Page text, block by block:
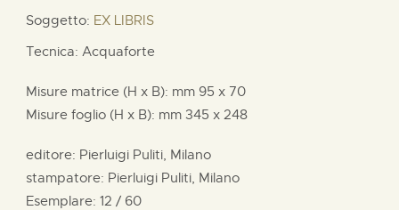
Soggetto: EX LIBRIS
Tecnica: Acquaforte
Misure matrice (H x B): mm 95 x 70
Misure foglio (H x B): mm 345 x 248
editore: Pierluigi Puliti, Milano
stampatore: Pierluigi Puliti, Milano
Esemplare: 12 / 60